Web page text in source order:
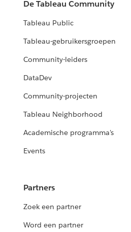
De Tableau Community
Tableau Public
Tableau-gebruikersgroepen
Community-leiders
DataDev
Community-projecten
Tableau Neighborhood
Academische programma's
Events
Partners
Zoek een partner
Word een partner